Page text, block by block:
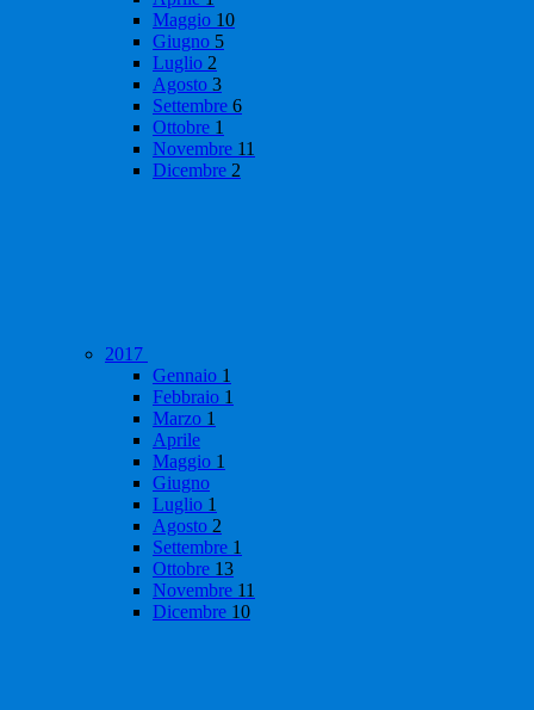
Maggio 10
Giugno 5
Luglio 2
Agosto 3
Settembre 6
Ottobre 1
Novembre 11
Dicembre 2
2017
Gennaio 1
Febbraio 1
Marzo 1
Aprile
Maggio 1
Giugno
Luglio 1
Agosto 2
Settembre 1
Ottobre 13
Novembre 11
Dicembre 10